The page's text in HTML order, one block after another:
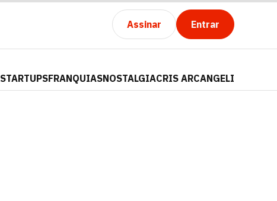
Assinar Entrar
STARTUPSFRANQUIASNOSTALGIACRIS ARCANGELI